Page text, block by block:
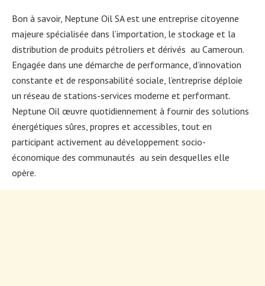
Bon à savoir, Neptune Oil SA est une entreprise citoyenne
majeure spécialisée dans l’importation, le stockage et la
distribution de produits pétroliers et dérivés au Cameroun.
Engagée dans une démarche de performance, d’innovation
constante et de responsabilité sociale, l’entreprise déploie
un réseau de stations-services moderne et performant.
Neptune Oil œuvre quotidiennement à fournir des solutions
énergétiques sûres, propres et accessibles, tout en
participant activement au développement socio-
économique des communautés au sein desquelles elle
opère.